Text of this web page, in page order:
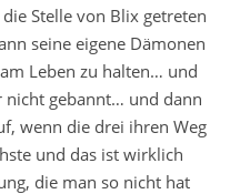
Stelle von Blix getreten
seine eigene Dämonen
Leben zu halten… und
nicht gebannt… und dann
wenn die drei ihren Weg
und das ist wirklich
die man so nicht hat